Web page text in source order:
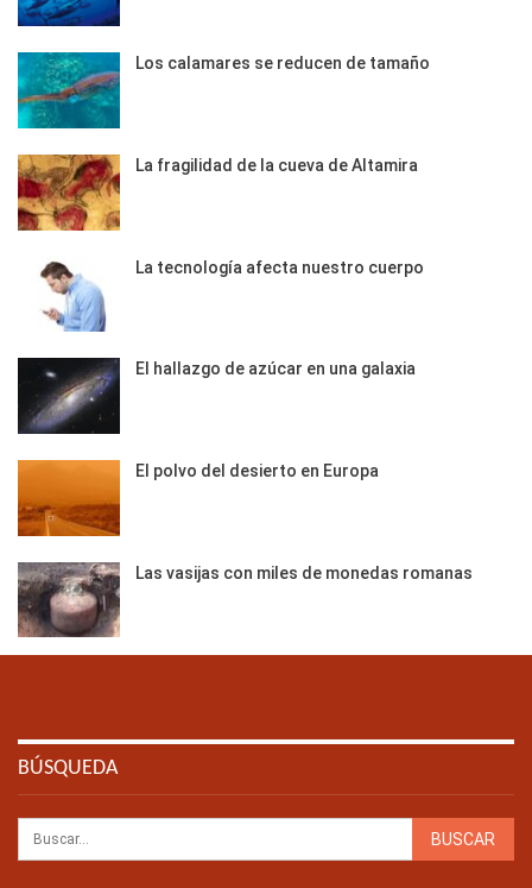
Los calamares se reducen de tamaño
La fragilidad de la cueva de Altamira
La tecnología afecta nuestro cuerpo
El hallazgo de azúcar en una galaxia
El polvo del desierto en Europa
Las vasijas con miles de monedas romanas
BÚSQUEDA